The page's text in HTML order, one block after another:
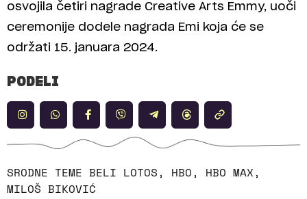
osvojila četiri nagrade Creative Arts Emmy, uoči
ceremonije dodele nagrada Emi koja će se
održati 15. januara 2024.
PODELI
SRODNE TEME BELI LOTOS, HBO, HBO MAX,
MILOŠ BIKOVIĆ